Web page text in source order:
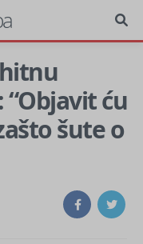
“Objavit ću
šute o